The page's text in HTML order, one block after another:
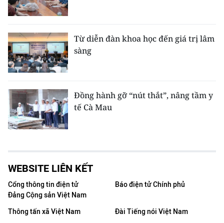
Từ diễn đàn khoa học đến giá trị lâm
sàng
Đồng hành gỡ “nút thắt”, nâng tầm y
tế Cà Mau
WEBSITE LIÊN KẾT
Cổng thông tin điện tử
Đảng Cộng sản Việt Nam
Báo điện tử Chính phủ
Thông tấn xã Việt Nam
Đài Tiếng nói Việt Nam